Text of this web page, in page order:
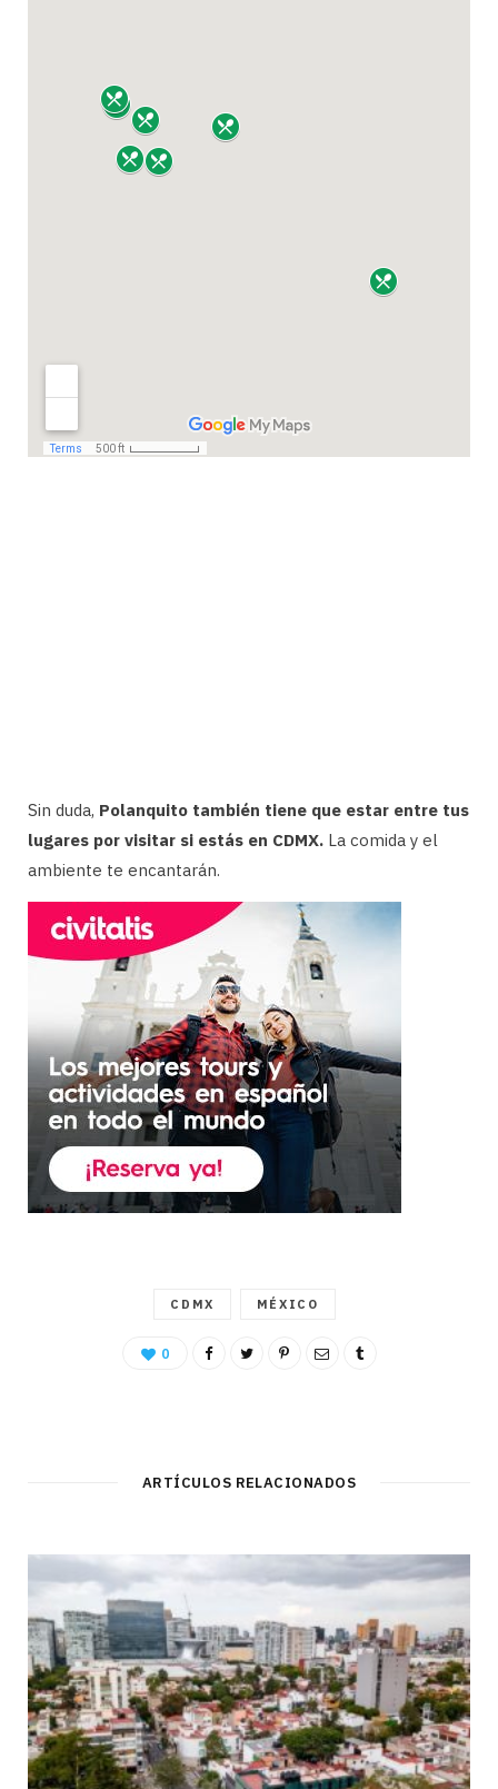
Sin duda, Polanquito también tiene que estar entre tus
lugares por visitar si estás en CDMX. La comida y el
ambiente te encantarán.
CDMX MÉXICO
0
ARTÍCULOS RELACIONADOS